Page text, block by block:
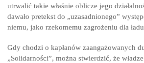
utrwalić takie właśnie oblicze jego
dawało pretekst do „uzasadnionego”
niemu, jako rzekomemu zagrożeniu dla
Gdy chodzi o kapłanów zaangażowanych
„Solidarności”, można stwierdzić, że